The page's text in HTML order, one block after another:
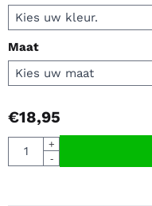
Maat
€18,95
Aantal
+
-